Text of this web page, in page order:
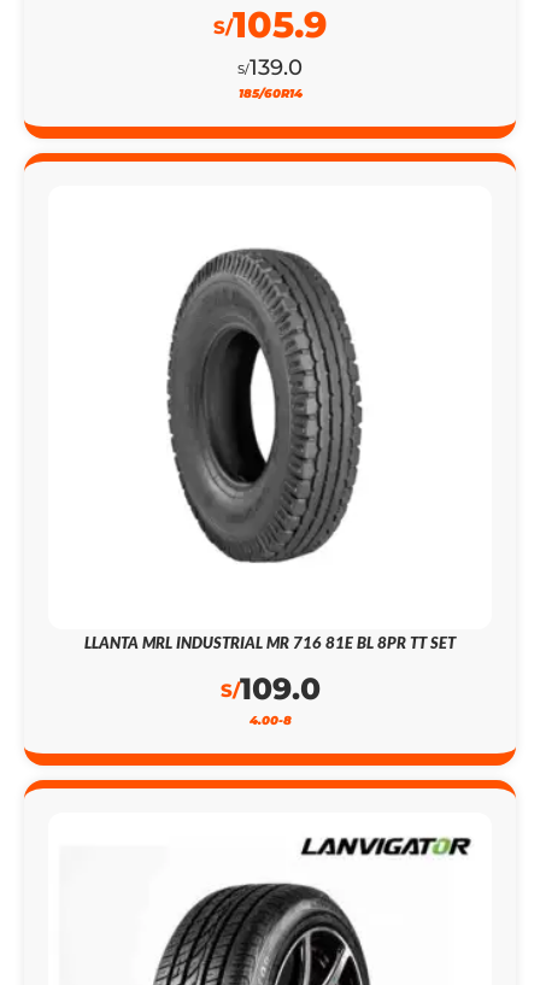
S/139.0
S/105.9
185/60R14
LLANTA MRL INDUSTRIAL MR 716 81E BL 8PR TT SET
S/109.0
4.00-8